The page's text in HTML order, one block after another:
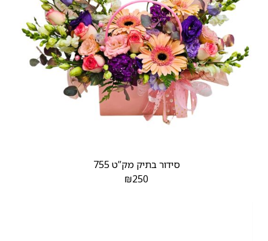
סידור בתיק מק”ט 755
₪250